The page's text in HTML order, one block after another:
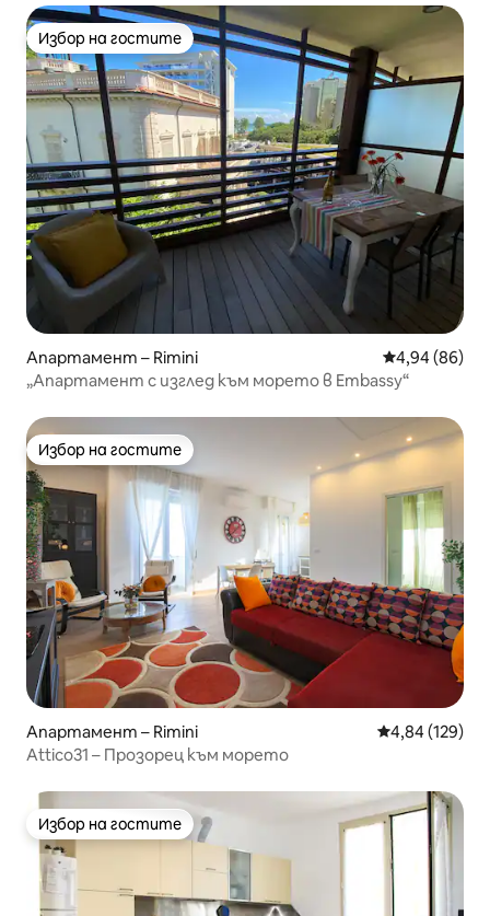
Избор на гостите
Избор на гостите
Апартамент – Rimini Средна
4,94 (86)
„Апартамент с изглед към морето в Embassy“
Избор на гостите
Избор на гостите
Апартамент – Rimini Средна
4,84 (129)
Attico31 – Прозорец към морето
Избор на гостите
Избор на гостите